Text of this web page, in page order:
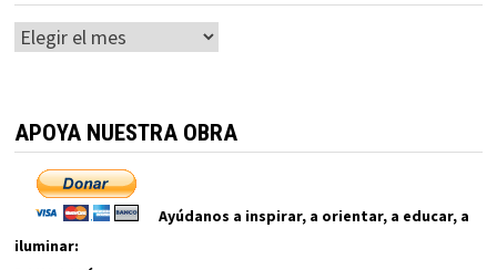
Archivos
APOYA NUESTRA OBRA
Ayúdanos a inspirar, a orientar, a educar, a
iluminar: